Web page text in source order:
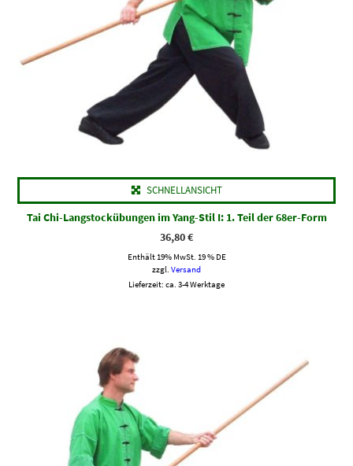
SCHNELLANSICHT
Tai Chi-Langstockübungen im Yang-Stil I: 1. Teil der 68er-Form
36,80€
Enthält 19% MwSt. 19 % DE
zzgl. Versand
Lieferzeit: ca. 3-4 Werktage